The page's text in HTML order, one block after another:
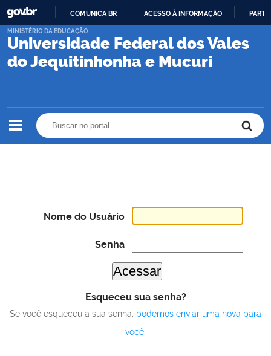
PARA
CONTEÚDO
COMUNICA BR ACESSO À INFORMAÇÃO
Universidade Federal dos Vales
do Jequitinhonha e Mucuri
MINISTÉRIO DA EDUCAÇÃO
Nome do Usuário
Senha
Esqueceu sua senha?
Se você esqueceu a sua senha, podemos enviar uma nova para
você